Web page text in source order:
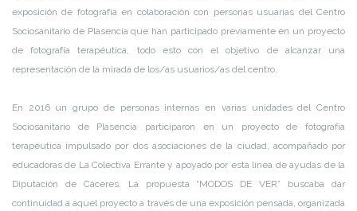
exposición de fotografía en colaboración con personas usuarias del Centro
Sociosanitario de Plasencia que han participado previamente en un proyecto
de fotografía terapéutica, todo esto con el objetivo de alcanzar una
representación de la mirada de los/as usuarios/as del centro.
En 2016 un grupo de personas internas en varias unidades del Centro
Sociosanitario de Plasencia participaron en un proyecto de fotografía
terapéutica impulsado por dos asociaciones de la ciudad, acompañado por
educadoras de La Colectiva Errante y apoyado por esta línea de ayudas de la
Diputación de Cáceres. La propuesta “MODOS DE VER” buscaba dar
continuidad a aquel proyecto a través de una exposición pensada, organizada